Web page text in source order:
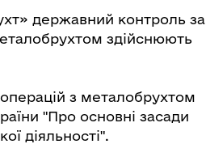
державний контроль за
здійснюють
з металобрухтом
"Про основні засади
діяльності".